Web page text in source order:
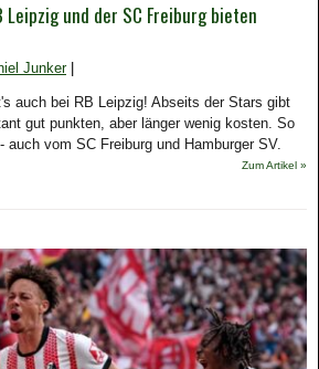
Leipzig und der SC Freiburg bieten
Junker|
auch bei RB Leipzig! Abseits der Stars gibt
gut punkten, aber länger wenig kosten. So
auch vom SC Freiburg und Hamburger SV.
Zum Artikel »